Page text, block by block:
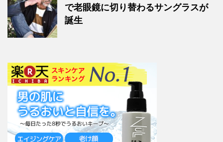
で老眼鏡に切り替わるサングラスが
誕生